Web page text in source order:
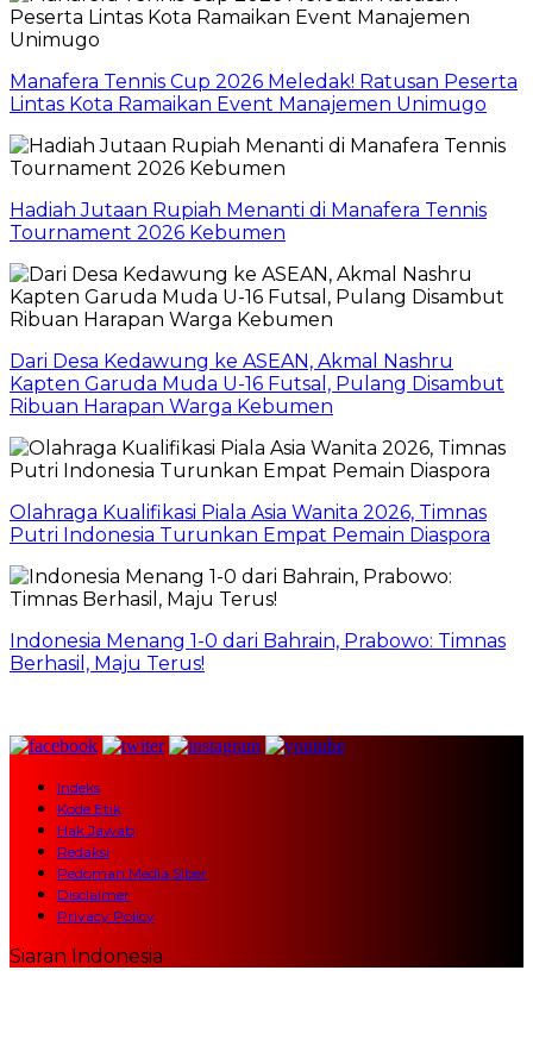
Manafera Tennis Cup 2026 Meledak! Ratusan Peserta
Lintas Kota Ramaikan Event Manajemen Unimugo
Hadiah Jutaan Rupiah Menanti di Manafera Tennis
Tournament 2026 Kebumen
Dari Desa Kedawung ke ASEAN, Akmal Nashru
Kapten Garuda Muda U-16 Futsal, Pulang Disambut
Ribuan Harapan Warga Kebumen
Olahraga Kualifikasi Piala Asia Wanita 2026, Timnas
Putri Indonesia Turunkan Empat Pemain Diaspora
Indonesia Menang 1-0 dari Bahrain, Prabowo: Timnas
Berhasil, Maju Terus!
Indeks
Kode Etik
Hak Jawab
Redaksi
Pedoman Media Siber
Disclaimer
Privacy Policy
Siaran Indonesia